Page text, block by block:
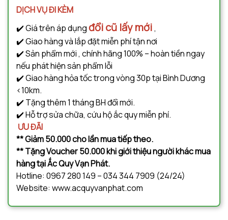
DỊCH VỤ ĐI KÈM
✔️ Giá trên áp dụngđổi cũ lấy mới,
✔️ Giao hàng và lắp đặt miễn phí tận nơi
✔️ Sản phẩm mới , chính hãng 100% – hoàn tiền ngay
nếu phát hiện sản phẩm lỗi
✔️ Giao hàng hỏa tốc trong vòng 30p tại Bình Dương
<10km.
✔️ Tặng thêm 1 tháng BH đổi mới.
✔️ Hỗ trợ sửa chữa, cứu hộ ắc quy miễn phí.
ƯU ĐÃI
** Giảm 50.000 cho lần mua tiếp theo.
** Tặng Voucher 50.000 khi giới thiệu người khác mua
hàng tại Ắc Quy Vạn Phát.
Hotline: 0967 280 149 – 034 344 7909 (24/24)
Website: www.acquyvanphat.com